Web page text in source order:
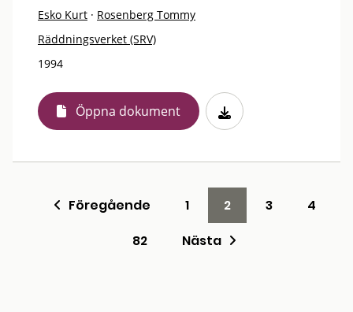
Esko Kurt · Rosenberg Tommy
Räddningsverket (SRV)
1994
Öppna dokument
Föregående 1 2 3
4
82
Nästa